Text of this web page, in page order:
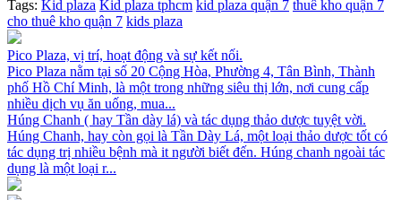
Tags: Kid plaza Kid plaza tphcm kid plaza quận 7 thuê kho quận 7
cho thuê kho quận 7 kids plaza
Pico Plaza, vị trí, hoạt động và sự kết nối.
Pico Plaza nằm tại số 20 Cộng Hòa, Phường 4, Tân Bình, Thành
phố Hồ Chí Minh, là một trong những siêu thị lớn, nơi cung cấp
nhiều dịch vụ ăn uống, mua...
Húng Chanh ( hay Tần dày lá) và tác dụng thảo dược tuyệt vời.
Húng Chanh, hay còn gọi là Tần Dày Lá, một loại thảo dược tốt có
tác dụng trị nhiều bệnh mà it người biết đến. Húng chanh ngoài tác
dụng là một loại r...